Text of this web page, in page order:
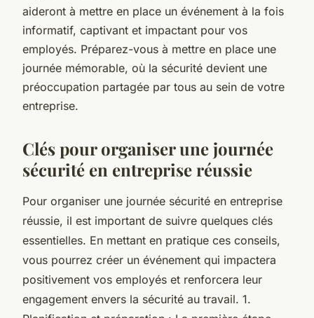
aideront à mettre en place un événement à la fois
informatif, captivant et impactant pour vos
employés. Préparez-vous à mettre en place une
journée mémorable, où la sécurité devient une
préoccupation partagée par tous au sein de votre
entreprise.
Clés pour organiser une journée
sécurité en entreprise réussie
Pour organiser une journée sécurité en entreprise
réussie, il est important de suivre quelques clés
essentielles. En mettant en pratique ces conseils,
vous pourrez créer un événement qui impactera
positivement vos employés et renforcera leur
engagement envers la sécurité au travail. 1.